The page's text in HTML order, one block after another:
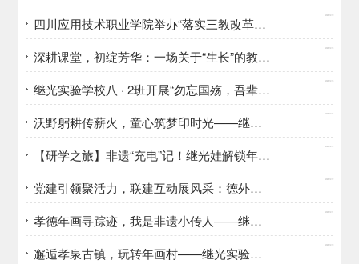
四川应用技术职业学院举办“落实三教改革，严把课程质量关”专题讲座 2025/12/19
深耕课堂，初绽芳华：一场关于“生长”的教育叙事 2025/12/18
继光实验学校八 · 2班开展“勿忘国殇，吾辈自强”主题班会活动 2025/12/16
沃野躬耕传薪火，童心筑梦印时光——继光实验学校五年级研学旅行掠影 2025/12/15
【研学之旅】非遗“充电”记！继光娃解锁年画+麻饼的快乐研学 ​ 2025/12/12
党建引领聚活力，联建互动展风采：德外与德阳市委保密机要局开展党建联建暨文体交流活动 2025/12/12
​孝德年画寻踪迹，我是非遗小传人——继光实验学校三年级研学旅行侧记 2025/12/11
邂逅孝泉古镇，玩转年画村——继光实验学校二年级研学之旅 2025/12/10